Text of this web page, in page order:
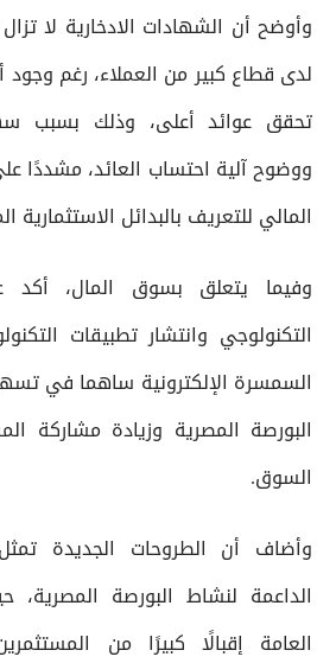
وأوضح أن الشهادات الادخارية لا
لدى قطاع كبير من العملاء، رغم وجود
تحقق عوائد أعلى، وذلك بسبب
ووضوح آلية احتساب العائد، مشددًا
المالي للتعريف بالبدائل الاستثمارية
وفيما يتعلق بسوق المال، أكد
التكنولوجي وانتشار تطبيقات
السمسرة الإلكترونية ساهما في
البورصة المصرية وزيادة مشاركة
السوق.
وأضاف أن الطروحات الجديدة
الداعمة لنشاط البورصة المصرية،
العامة إقبالًا كبيرًا من